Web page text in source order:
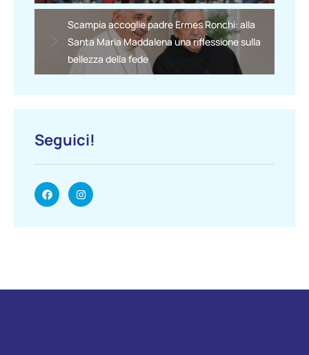
Scampia accoglie padre Ermes Ronchi: alla
Santa Maria Maddalena una riflessione sulla
bellezza della fede
Seguici!